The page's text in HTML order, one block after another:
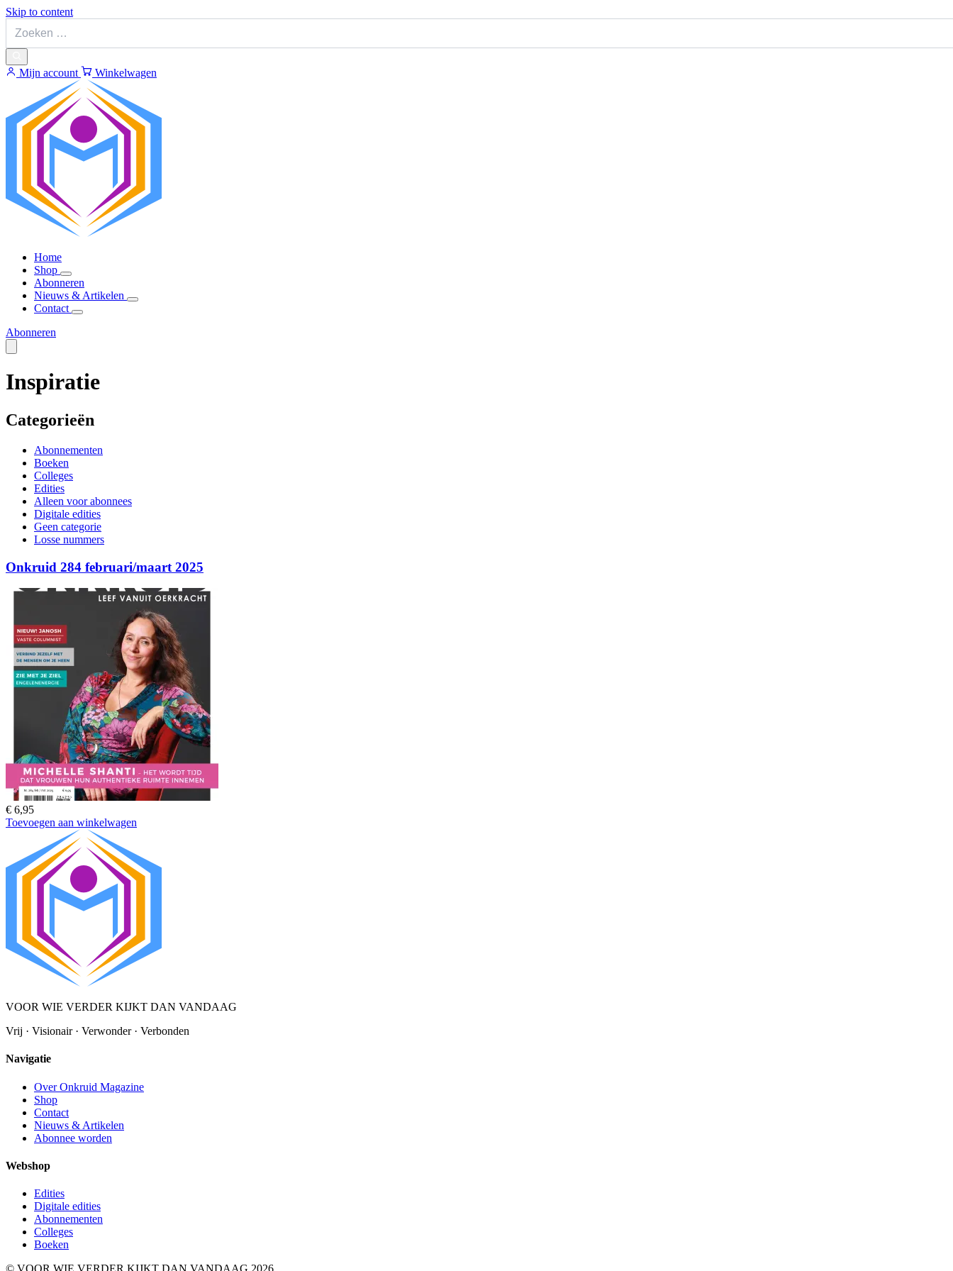
Skip to content
Mijn account Winkelwagen
Home
Shop
Abonneren
Nieuws & Artikelen
Contact
Abonneren
Inspiratie
Categorieën
Abonnementen
Boeken
Colleges
Edities
Alleen voor abonnees
Digitale edities
Geen categorie
Losse nummers
Onkruid 284 februari/maart 2025
€ 6,95
Toevoegen aan winkelwagen
VOOR WIE VERDER KIJKT DAN VANDAAG
Vrij · Visionair · Verwonder · Verbonden
Navigatie
Over Onkruid Magazine
Shop
Contact
Nieuws & Artikelen
Abonnee worden
Webshop
Edities
Digitale edities
Abonnementen
Colleges
Boeken